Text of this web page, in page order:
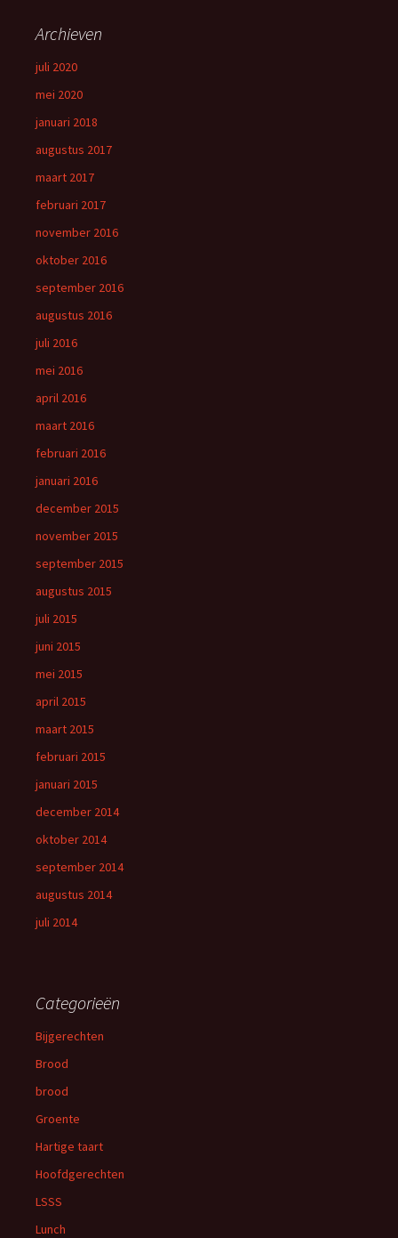
Archieven
juli 2020
mei 2020
januari 2018
augustus 2017
maart 2017
februari 2017
november 2016
oktober 2016
september 2016
augustus 2016
juli 2016
mei 2016
april 2016
maart 2016
februari 2016
januari 2016
december 2015
november 2015
september 2015
augustus 2015
juli 2015
juni 2015
mei 2015
april 2015
maart 2015
februari 2015
januari 2015
december 2014
oktober 2014
september 2014
augustus 2014
juli 2014
Categorieën
Bijgerechten
Brood
brood
Groente
Hartige taart
Hoofdgerechten
LSSS
Lunch